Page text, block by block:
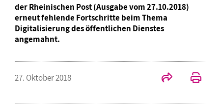
der Rheinischen Post (Ausgabe vom 27.10.2018)
erneut fehlende Fortschritte beim Thema
Digitalisierung des öffentlichen Dienstes
angemahnt.
27. Oktober 2018